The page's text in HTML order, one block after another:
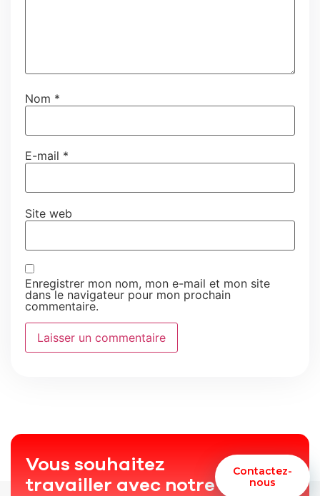
Nom *
E-mail *
Site web
Enregistrer mon nom, mon e-mail et mon site
dans le navigateur pour mon prochain
commentaire.
Vous souhaitez
travailler avec notre
Contactez-
nous